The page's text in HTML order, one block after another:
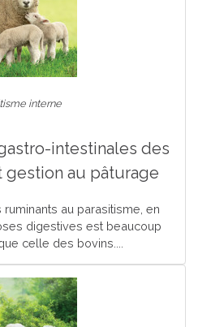
interne
intestinales des
gestion au pâturage
au parasitisme, en
digestives est beaucoup
celle des bovins....